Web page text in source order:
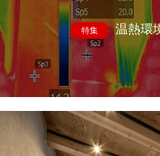
特集 温熱環